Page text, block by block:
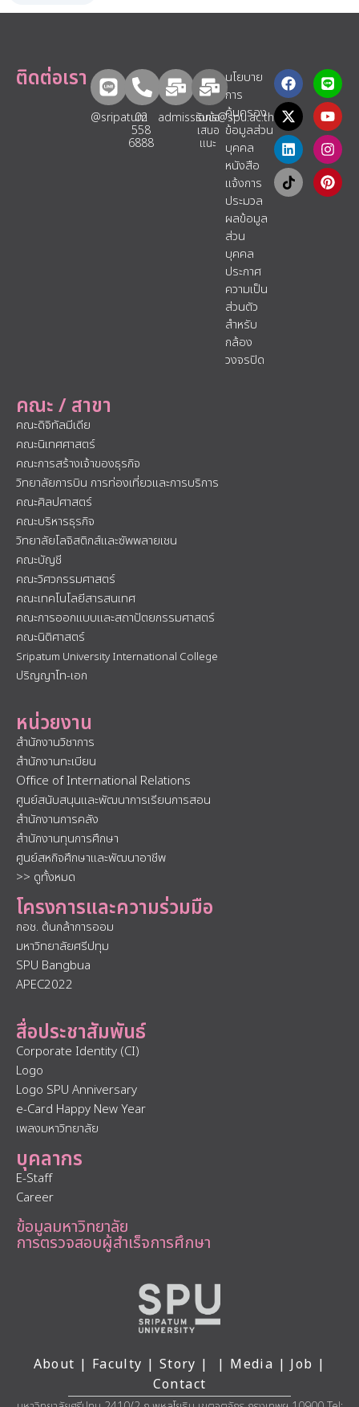
คณะ / สาขา
คณะดิจิทัลมีเดีย
คณะนิเทศศาสตร์
คณะการสร้างเจ้าของธุรกิจ
วิทยาลัยการบิน การท่องเที่ยวและการบริการ
คณะศิลปศาสตร์
คณะบริหารธุรกิจ
วิทยาลัยโลจิสติกส์และซัพพลายเชน
คณะบัญชี
คณะวิศวกรรมศาสตร์
คณะเทคโนโลยีสารสนเทศ
คณะการออกแบบและสถาปัตยกรรมศาสตร์
คณะนิติศาสตร์
Sripatum University International College
ปริญญาโท-เอก
หน่วยงาน
สำนักงานวิชาการ
สำนักงานทะเบียน
Office of International Relations
ศูนย์สนับสนุนและพัฒนาการเรียนการสอน
สำนักงานการคลัง
สำนักงานทุนการศึกษา
ศูนย์สหกิจศึกษาและพัฒนาอาชีพ
>> ดูทั้งหมด
โครงการและความร่วมมือ
กอช. ต้นกล้าการออม
มหาวิทยาลัยศรีปทุม
SPU Bangbua
APEC2022
สื่อประชาสัมพันธ์
Corporate Identity (CI)
Logo
Logo SPU Anniversary
e-Card Happy New Year
เพลงมหาวิทยาลัย
บุคลากร
E-Staff
Career
ข้อมูลมหาวิทยาลัย
การตรวจสอบผู้สำเร็จการศึกษา
ติดต่อเรา
@sripatum
02
558
6888
admissions@spu.ac.th
รับข้อ
เสนอ
แนะ​
นโยบาย
การ
คุ้มครอง
ข้อมูลส่วน
บุคคล
หนังสือ
แจ้งการ
ประมวล
ผลข้อมูล
ส่วน
บุคคล
ประกาศ
ความเป็น
ส่วนตัว
สำหรับ
กล้อง
วงจรปิด
About | Faculty | Story | | Media | Job |
Contact